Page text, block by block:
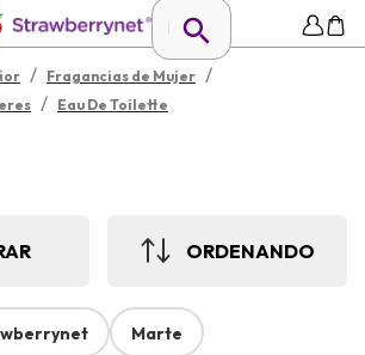
/ Fragancias de Mujer /
/ Eau De Toilette
ORDENANDO
Marte